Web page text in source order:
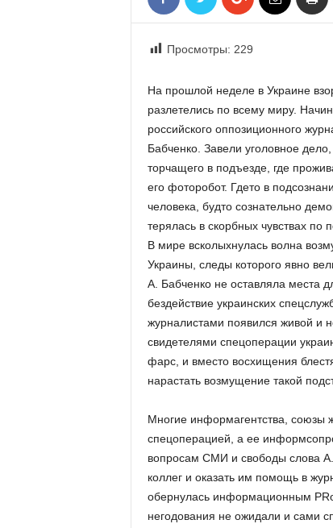
Просмотры: 229
На прошлой неделе в Украине
разлетелись по всему миру.
российского оппозиционного
Бабченко. Завели уголовное
торчащего в подъезде, где
его фоторобот. Где­то в
человека, будто сознательно
терялась в скорбных чувствах по
В мире всколыхнулась волна
Украины, следы которого явно
А. Бабченко не оставляла места
бездействие украинских
журналистами появился живой и
свидетелями спецоперации
фарс, и вместо восхищения
нарастать возмущение такой
Многие информагентства, союзы
спецоперацией, а ее
вопросам СМИ и свободы слова
коллег и оказать им помощь в
обернулась информационным
негодования не ожидали и сами